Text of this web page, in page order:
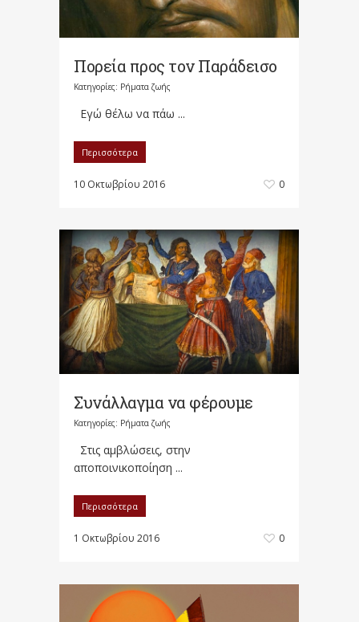
Πορεία προς τον Παράδεισο
Κατηγορίες: Ρήματα ζωής
Εγώ θέλω να πάω ...
Περισσότερα
10 Οκτωβρίου 2016 0
Συνάλλαγμα να φέρουμε
Κατηγορίες: Ρήματα ζωής
Στις αμβλώσεις, στην
αποποινικοποίηση ...
Περισσότερα
1 Οκτωβρίου 2016 0